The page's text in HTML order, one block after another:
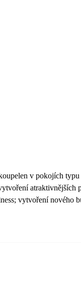
v pokojích
vytvoření nového